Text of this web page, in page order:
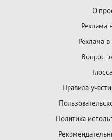
О
Реклама
Реклама
Вопрос
Правила
Политика